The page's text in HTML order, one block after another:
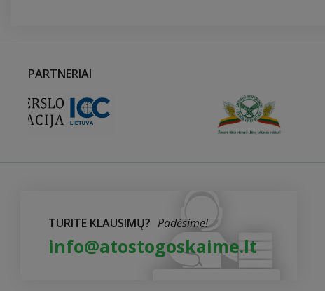
PARTNERIAI
TURITE KLAUSIMŲ? Padėsime!
info@atostogoskaime.lt